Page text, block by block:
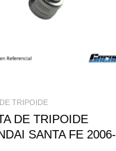
TRIPOIDE
DE TRIPOIDE
SANTA FE 2006-